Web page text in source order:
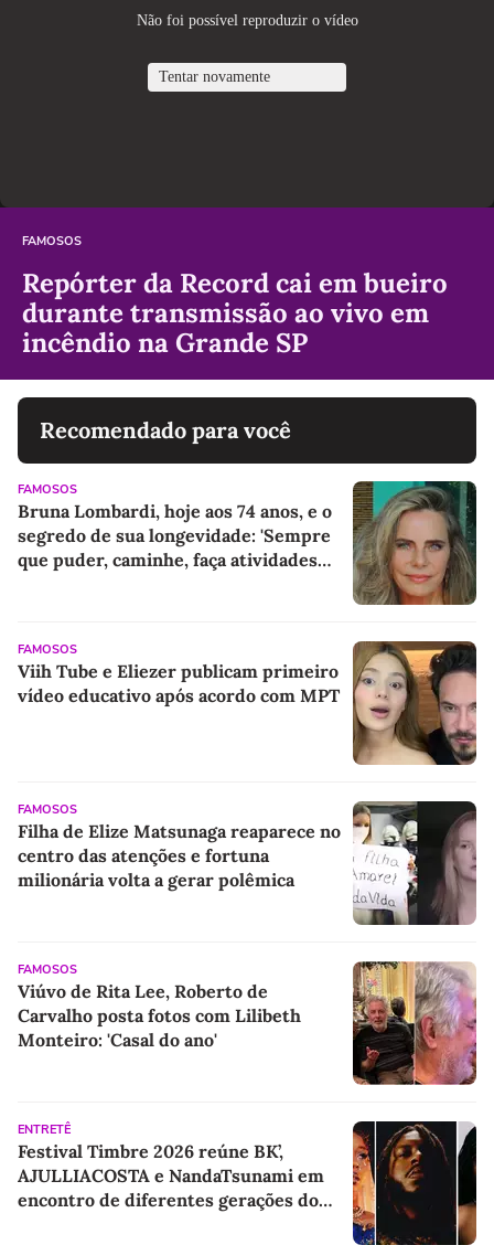
FAMOSOS
Repórter da Record cai em bueiro
durante transmissão ao vivo em
incêndio na Grande SP
Recomendado para você
FAMOSOS
Bruna Lombardi, hoje aos 74 anos, e o
segredo de sua longevidade: 'Sempre
que puder, caminhe, faça atividades
FAMOSOS
Viih Tube e Eliezer publicam primeiro
vídeo educativo após acordo com MPT
FAMOSOS
Filha de Elize Matsunaga reaparece no
centro das atenções e fortuna
milionária volta a gerar polêmica
FAMOSOS
Viúvo de Rita Lee, Roberto de
Carvalho posta fotos com Lilibeth
Monteiro: 'Casal do ano'
ENTRETÊ
Festival Timbre 2026 reúne BK’,
AJULLIACOSTA e NandaTsunami em
encontro de diferentes gerações do